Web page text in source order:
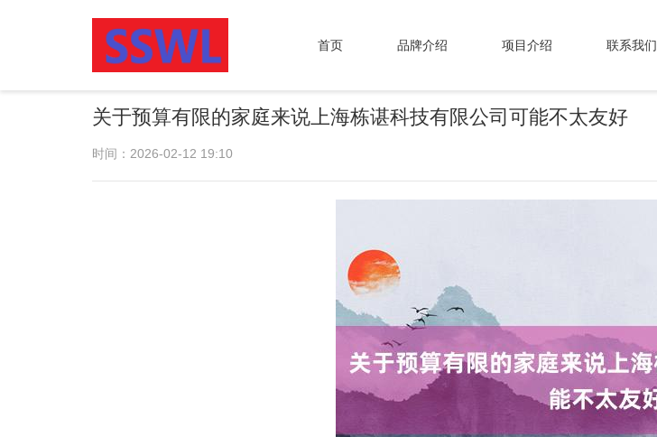
首页 品牌介绍 项目介绍 联系我们
关于预算有限的家庭来说上海栋谌科技有限公司可能不太友好
时间：2026-02-12 19:10